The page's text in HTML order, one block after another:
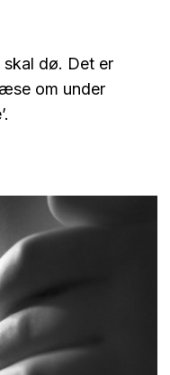
skal dø. Det er
om under